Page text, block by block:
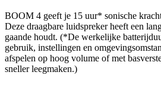
BOOM 4 geeft je 15 uur* sonische
Deze draagbare luidspreker heeft een
gaande houdt. (*De werkelijke
gebruik, instellingen en
afspelen op hoog volume of met
sneller leegmaken.)